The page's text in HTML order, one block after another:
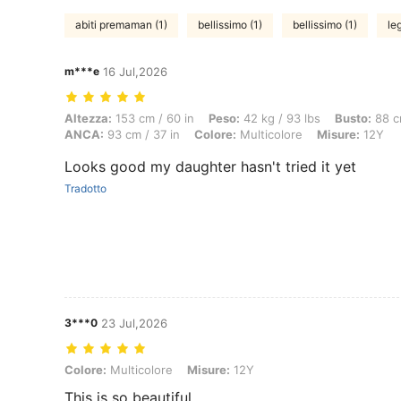
abiti premaman (1) bellissimo (1) bellissimo (1)
m***e 16 Jul,2026
Altezza: 153 cm / 60 in, Peso: 42 kg / 93 lbs, Busto: 88 cm / 35 in,
Altezza: 153 cm / 60 in Peso: 42 kg / 93 lbs Busto: 88
ANCA: 93 cm / 37 in Colore: Multicolore Misure: 12Y
Looks good my daughter hasn't tried it yet
Tradotto
3***0 23 Jul,2026
Colore: Multicolore, Misure: 12Y
Colore: Multicolore Misure: 12Y
This is so beautiful